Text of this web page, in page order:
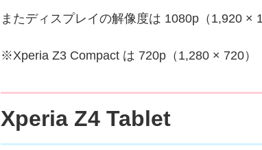
またディスプレイの解像度は 1080p（1,920 ×
※Xperia Z3 Compact は 720p（1,280 × 720）
Xperia Z4 Tablet